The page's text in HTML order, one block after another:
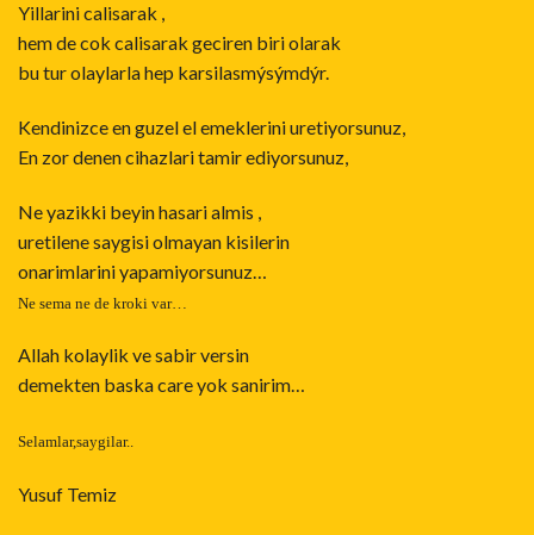
Yillarini calisarak ,
hem de cok calisarak geciren biri olarak
bu tur olaylarla hep karsilasmýsýmdýr.
Kendinizce en guzel el emeklerini uretiyorsunuz,
En zor denen cihazlari tamir ediyorsunuz,
Ne yazikki beyin hasari almis ,
uretilene saygisi olmayan kisilerin
onarimlarini yapamiyorsunuz…
Ne sema ne de kroki var…
Allah kolaylik ve sabir versin
demekten baska care yok sanirim…
Selamlar,saygilar..
Yusuf Temiz